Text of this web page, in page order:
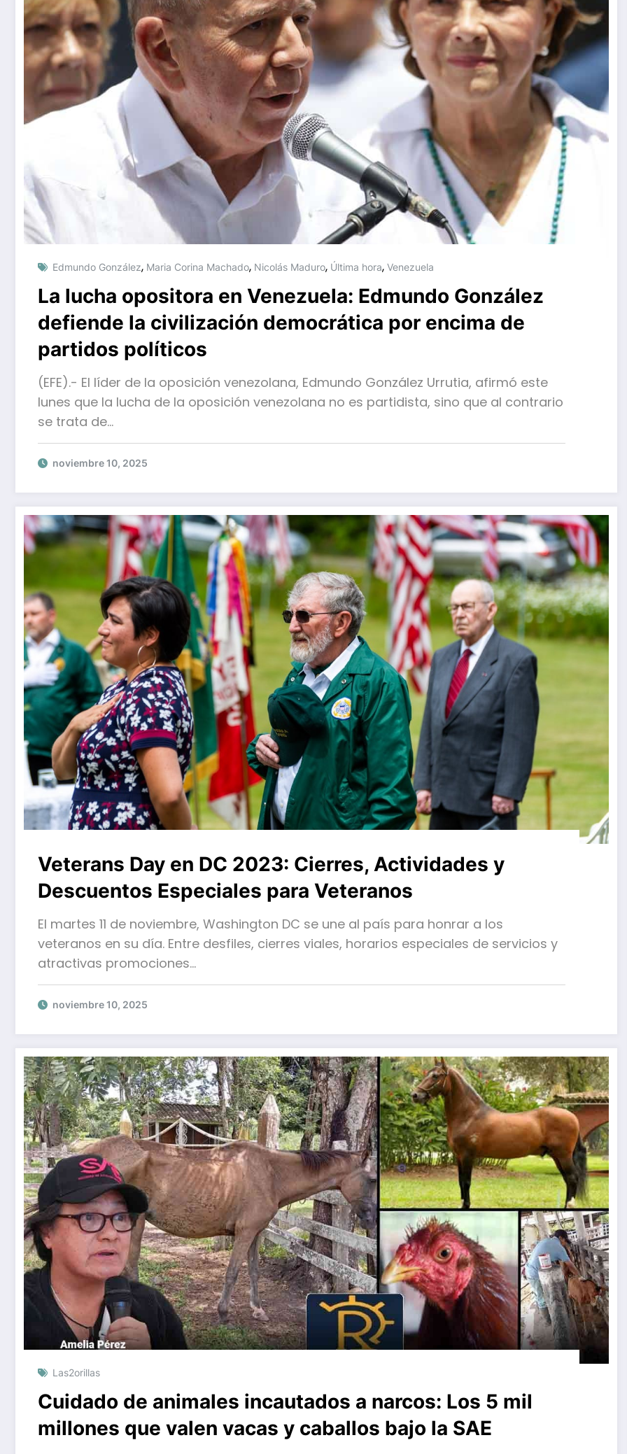
Edmundo González, Maria Corina Machado, Nicolás Maduro, Última hora, Venezuela
La lucha opositora en Venezuela: Edmundo González
defiende la civilización democrática por encima de
partidos políticos
(EFE).- El líder de la oposición venezolana, Edmundo González Urrutia, afirmó este
lunes que la lucha de la oposición venezolana no es partidista, sino que al contrario
se trata de…
noviembre 10, 2025
Veterans Day en DC 2023: Cierres, Actividades y
Descuentos Especiales para Veteranos
El martes 11 de noviembre, Washington DC se une al país para honrar a los
veteranos en su día. Entre desfiles, cierres viales, horarios especiales de servicios y
atractivas promociones…
noviembre 10, 2025
Las2orillas
Cuidado de animales incautados a narcos: Los 5 mil
millones que valen vacas y caballos bajo la SAE